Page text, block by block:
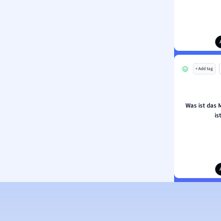
+ Add tag
Was ist das